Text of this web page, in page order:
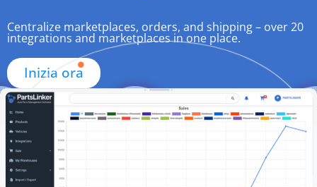
Centralize marketplaces, orders, and shipping – over 20
integrations and marketplaces in one place.
Inizia ora